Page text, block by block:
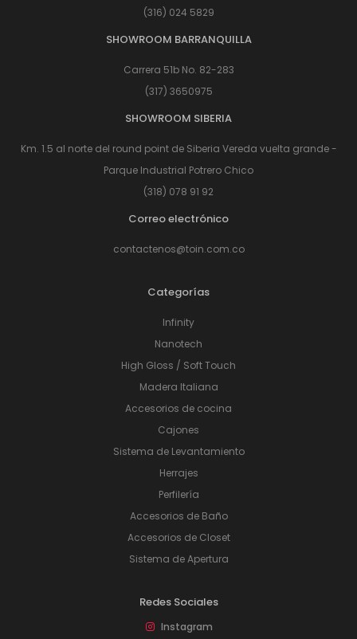
(316) 024 5829
SHOWROOM BARRANQUILLA
Carrera 51b No. 82-283
(317) 3650975
SHOWROOM SIBERIA
Km. 1.5 al norte del round point de Siberia Vereda vuelta grande -
Parque Industrial Potrero Chico
(318) 078 91 92
Correo electrónico
contactenos@toin.com.co
Categorías
Infinity
Nanotech
High Gloss / Soft Touch
Madera Italiana
Accesorios de cocina
Cajones
Sistema de Levantamiento
Herrajes
Perfilería
Accesorios de Baño
Accesorios de Closet
Sistema de Apertura
Redes Sociales
Instagram